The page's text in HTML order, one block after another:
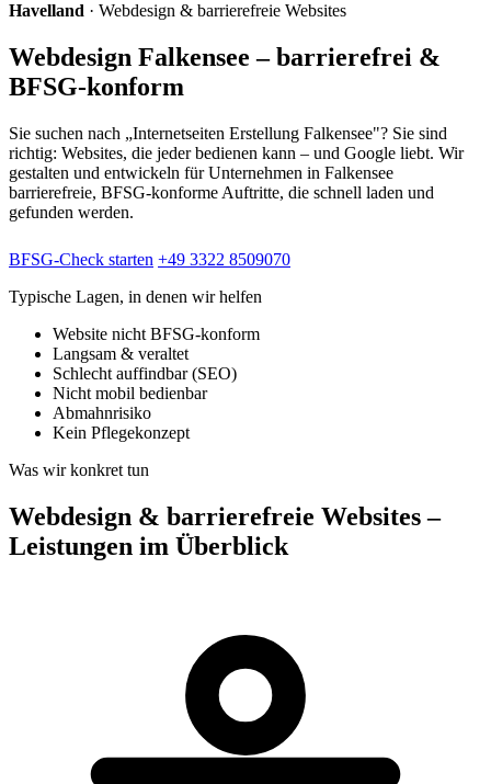
Havelland · Webdesign & barrierefreie Websites
Webdesign Falkensee – barrierefrei &
BFSG-konform
Sie suchen nach „Internetseiten Erstellung Falkensee"? Sie sind
richtig: Websites, die jeder bedienen kann – und Google liebt. Wir
gestalten und entwickeln für Unternehmen in Falkensee
barrierefreie, BFSG-konforme Auftritte, die schnell laden und
gefunden werden.
BFSG-Check starten +49 3322 8509070
Typische Lagen, in denen wir helfen
Website nicht BFSG-konform
Langsam & veraltet
Schlecht auffindbar (SEO)
Nicht mobil bedienbar
Abmahnrisiko
Kein Pflegekonzept
Was wir konkret tun
Webdesign & barrierefreie Websites –
Leistungen im Überblick